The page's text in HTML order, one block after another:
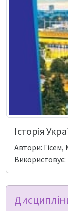
Історія
Автори:
Використовує: